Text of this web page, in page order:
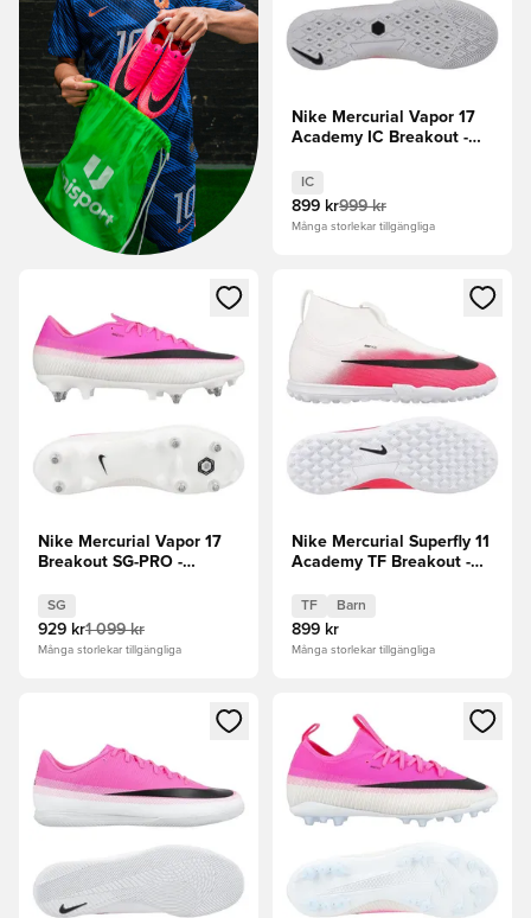
Nike Mercurial Vapor 17
Academy IC Breakout -
IC
899 kr999 kr
Många storlekar tillgängliga
Öppnar en Modal för att logga in eller registrera dig som
Nike Mercurial Vapor 17
Breakout SG-PRO -
SG
929 kr1 099 kr
Många storlekar tillgängliga
Öppnar en Modal för att
Nike Mercurial Superfly 11
Academy TF Breakout -
TF Barn
899 kr
Många storlekar tillgängliga
Öppnar en Modal för att logga in eller registrera dig som
Öppnar en Modal för att